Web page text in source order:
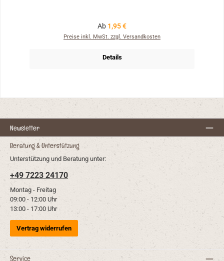
Regulärer Preis:
Ab 1,95 €
Preise inkl. MwSt. zzgl. Versandkosten
Details
Newsletter
Service
Beratung & Unterstützung
Unterstützung und Beratung unter:
+49 7223 24170
Montag - Freitag
09:00 - 12:00 Uhr
13:00 - 17:00 Uhr
Vertrag widerrufen